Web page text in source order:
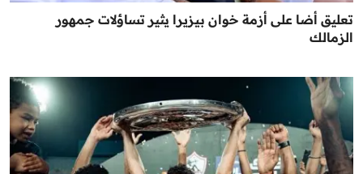
تعليق أضا على أزمة خوان بيزيرا يثير تساؤلات جمهور
الزمالك